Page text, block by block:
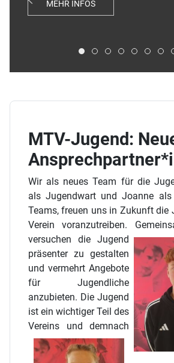
MEHR INFOS
ICH TRAG' MTV -
ONLINE
FIT DURCH
SOMMER-
HOT!
MTV-Jugend:
Wir als neues Team für die
als Jugendwart und Joanne
Teams, freuen uns in Zukunft die
Verein voranzutreiben.
versuchen die Jugend
präsenter zu gestalten
und vermehrt Angebote
für Jugendliche
anzubieten. Die Jugend
ist ein wichtiger Teil des
Vereins und demnach